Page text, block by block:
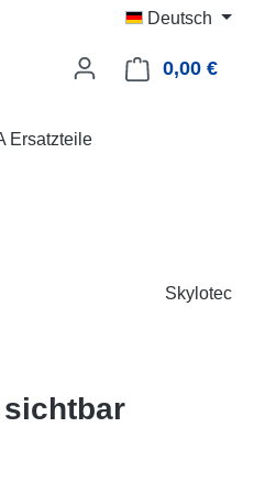
Deutsch
0,00 €
Ersatzteile
Skylotec